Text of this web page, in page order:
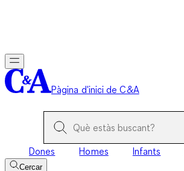
Pàgina d'inici de C&A
Dones Homes Infants
Cercar